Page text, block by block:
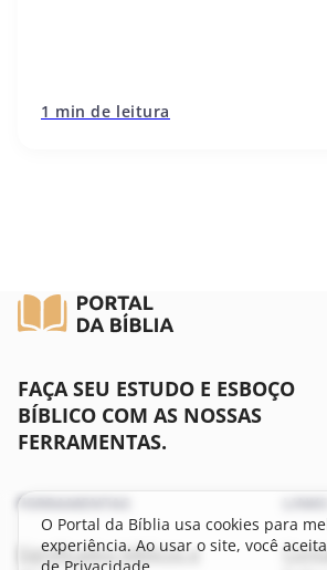
1 min de leitura
FAÇA SEU ESTUDO E ESBOÇO
BÍBLICO COM AS NOSSAS
FERRAMENTAS.
FERRAMENTAS
Significados bíblicos e
O Portal da Bíblia usa cookies para
experiência. Ao usar o site, você